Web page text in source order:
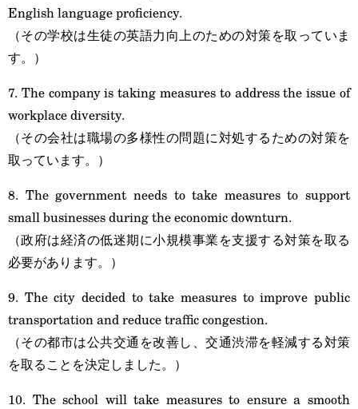
English language proficiency.
（その学校は生徒の英語力向上のための対策を取っていま
す。）
7. The company is taking measures to address the issue of
workplace diversity.
（その会社は職場の多様性の問題に対処するための対策を
取っています。）
8. The government needs to take measures to support
small businesses during the economic downturn.
（政府は経済の低迷期に小規模事業を支援する対策を取る
必要があります。）
9. The city decided to take measures to improve public
transportation and reduce traffic congestion.
（その都市は公共交通を改善し、交通渋滞を軽減する対策
を取ることを決定しました。）
10. The school will take measures to ensure a smooth